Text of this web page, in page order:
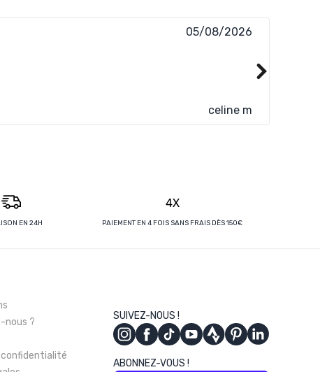
05/08/2026
celine m
EN 24H
4X
PAIEMENT EN 4 FOIS SANS FRAIS DÈS 150€
nous ?
confidentialité
SUIVEZ-NOUS !
ABONNEZ-VOUS !